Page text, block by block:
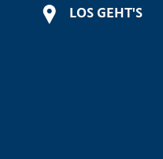
LOS GEHT'S